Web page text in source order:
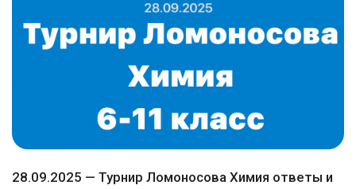
28.09.2025 — Турнир Ломоносова Химия ответы и